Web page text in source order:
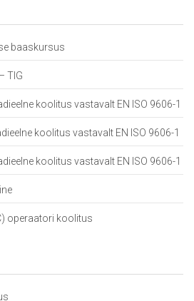
baaskursus
TIG
koolitus vastavalt EN ISO 9606-1
koolitus vastavalt EN ISO 9606-1
koolitus vastavalt EN ISO 9606-1
operaatori koolitus